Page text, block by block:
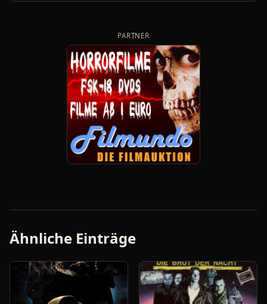
PARTNER
Ähnliche Einträge